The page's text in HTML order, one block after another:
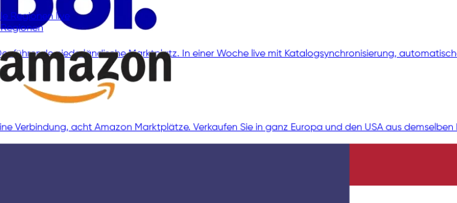
Der führende niederländische Marktplatz. In einer Woche live mit Katalogsynchronisierung,
Alle Regionen live
8 Regionen